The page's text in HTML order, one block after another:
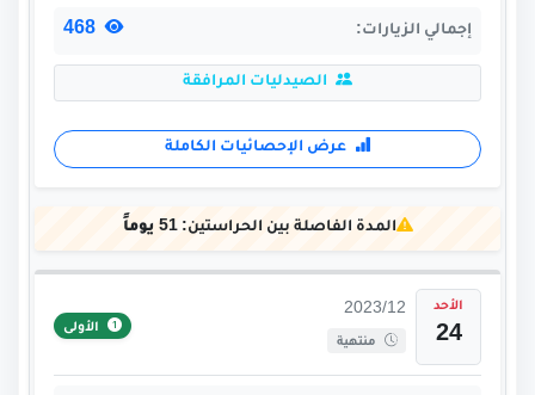
إجمالي الزيارات:
الصيدليات المرافقة
عرض الإحصائيات الكاملة
المدة الفاصلة بين الحراستين:51 يوماً
الأحد
24
2023/12
منتهية
الأولى